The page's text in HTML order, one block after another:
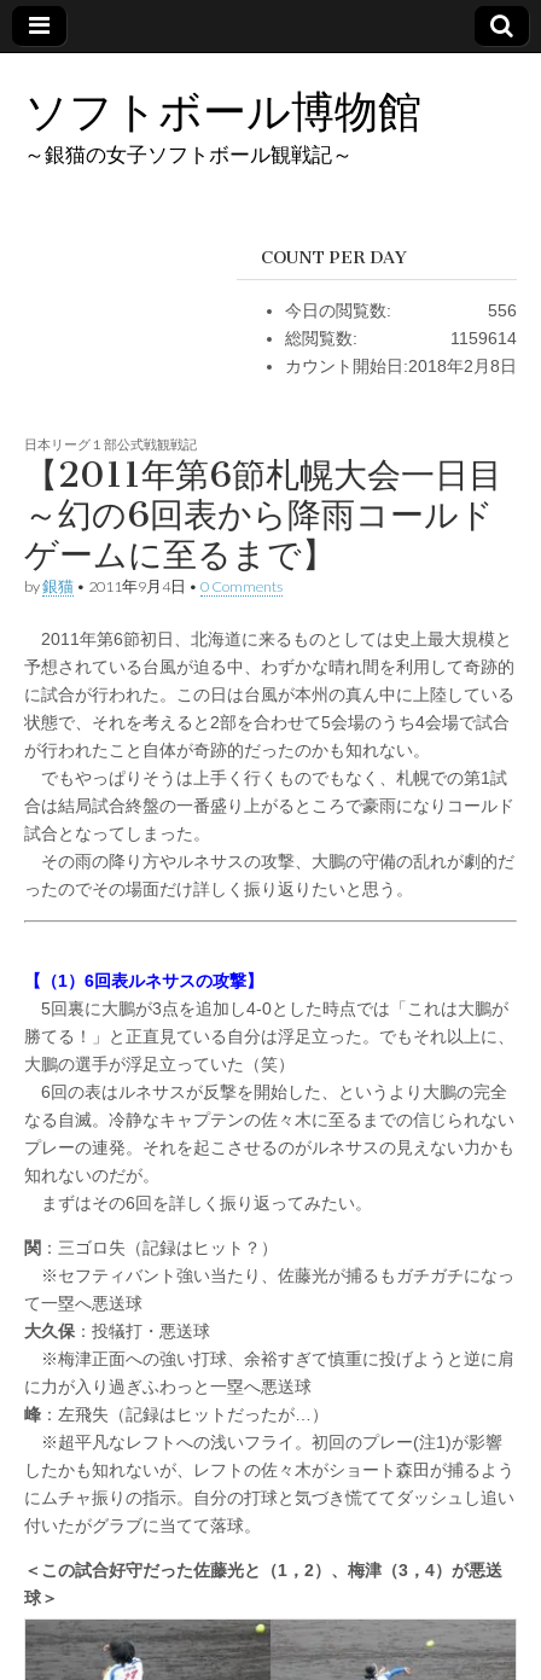
ソフトボール博物館
～銀猫の女子ソフトボール観戦記～
COUNT PER DAY
556
今日の閲覧数:
1159614
総閲覧数:
2018年2月8日
カウント開始日:
日本リーグ１部公式戦観戦記
【2011年第6節札幌大会一日目
～幻の6回表から降雨コールド
ゲームに至るまで】
by銀猫 • 2011年9月4日 • 0 Comments
2011年第6節初日、北海道に来るものとしては史上最大規模と
予想されている台風が迫る中、わずかな晴れ間を利用して奇跡的
に試合が行われた。この日は台風が本州の真ん中に上陸している
状態で、それを考えると2部を合わせて5会場のうち4会場で試合
が行われたこと自体が奇跡的だったのかも知れない。
でもやっぱりそうは上手く行くものでもなく、札幌での第1試
合は結局試合終盤の一番盛り上がるところで豪雨になりコールド
試合となってしまった。
その雨の降り方やルネサスの攻撃、大鵬の守備の乱れが劇的だ
ったのでその場面だけ詳しく振り返りたいと思う。
【（1）6回表ルネサスの攻撃】
5回裏に大鵬が3点を追加し4-0とした時点では「これは大鵬が
勝てる！」と正直見ている自分は浮足立った。でもそれ以上に、
大鵬の選手が浮足立っていた（笑）
6回の表はルネサスが反撃を開始した、というより大鵬の完全
なる自滅。冷静なキャプテンの佐々木に至るまでの信じられない
プレーの連発。それを起こさせるのがルネサスの見えない力かも
知れないのだが。
まずはその6回を詳しく振り返ってみたい。
関 ：三ゴロ失（記録はヒット？）
※セフティバント強い当たり、佐藤光が捕るもガチガチになっ
て一塁へ悪送球
大久保 ：投犠打・悪送球
※梅津正面への強い打球、余裕すぎて慎重に投げようと逆に肩
に力が入り過ぎふわっと一塁へ悪送球
峰 ：左飛失（記録はヒットだったが…）
※超平凡なレフトへの浅いフライ。初回のプレー(注1)が影響
したかも知れないが、レフトの佐々木がショート森田が捕るよう
にムチャ振りの指示。自分の打球と気づき慌ててダッシュし追い
付いたがグラブに当てて落球。
＜この試合好守だった佐藤光と（1，2）、梅津（3，4）が悪送
球＞